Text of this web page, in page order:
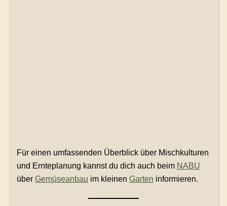
Für einen umfassenden Überblick über Mischkulturen
und Ernteplanung kannst du dich auch beim NABU
über Gemüseanbau im kleinen Garten informieren.